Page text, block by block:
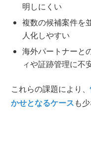
明しにくい
複数の候補案件を
人化しやすい
海外パートナーと
ィや証跡管理に不
これらの課題により、
かせとなるケースも